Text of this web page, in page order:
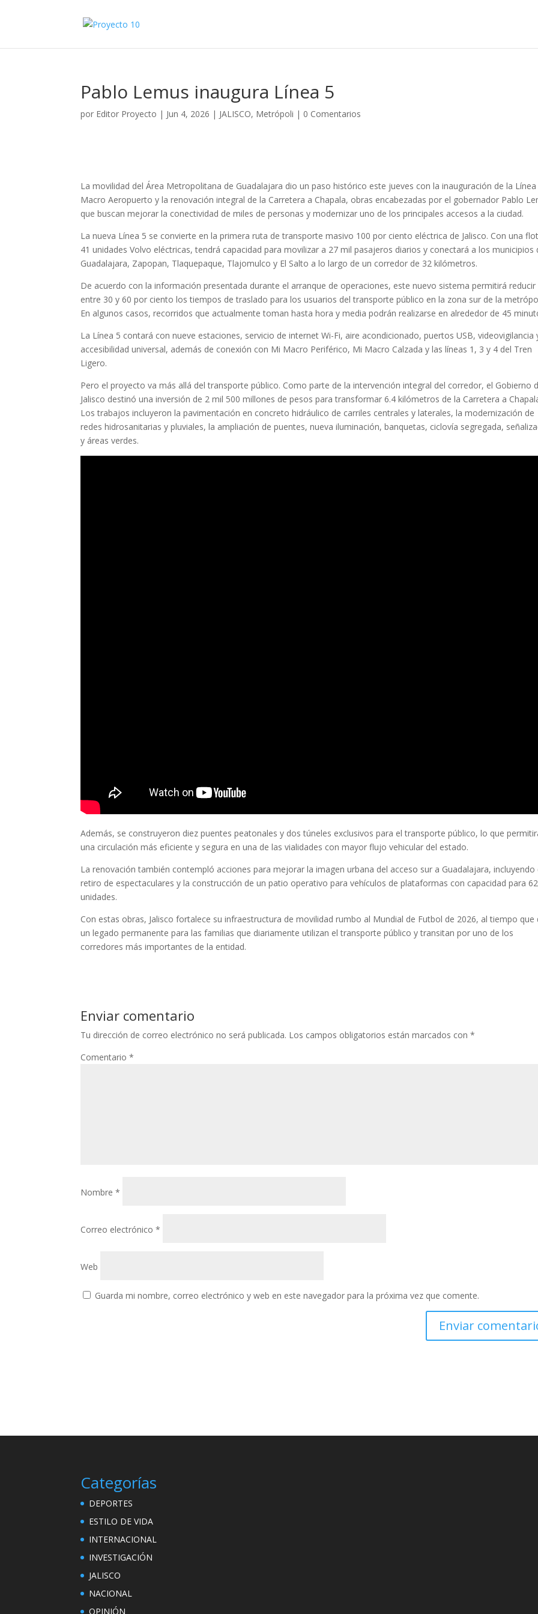
Pablo Lemus inaugura Línea 5
por Editor Proyecto | Jun 4, 2026 | JALISCO, Metrópoli | 0 Comentarios
La movilidad del Área Metropolitana de Guadalajara dio un paso histórico este jueves con la inauguración de la Línea
Macro Aeropuerto y la renovación integral de la Carretera a Chapala, obras encabezadas por el gobernador Pablo
que buscan mejorar la conectividad de miles de personas y modernizar uno de los principales accesos a la ciudad.
La nueva Línea 5 se convierte en la primera ruta de transporte masivo 100 por ciento eléctrica de Jalisco. Con una
41 unidades Volvo eléctricas, tendrá capacidad para movilizar a 27 mil pasajeros diarios y conectará a los municipios
Guadalajara, Zapopan, Tlaquepaque, Tlajomulco y El Salto a lo largo de un corredor de 32 kilómetros.
De acuerdo con la información presentada durante el arranque de operaciones, este nuevo sistema permitirá reducir
entre 30 y 60 por ciento los tiempos de traslado para los usuarios del transporte público en la zona sur de la
En algunos casos, recorridos que actualmente toman hasta hora y media podrán realizarse en alrededor de 45
La Línea 5 contará con nueve estaciones, servicio de internet Wi-Fi, aire acondicionado, puertos USB, videovigilancia
accesibilidad universal, además de conexión con Mi Macro Periférico, Mi Macro Calzada y las líneas 1, 3 y 4 del Tren
Ligero.
Pero el proyecto va más allá del transporte público. Como parte de la intervención integral del corredor, el Gobierno
Jalisco destinó una inversión de 2 mil 500 millones de pesos para transformar 6.4 kilómetros de la Carretera a
Los trabajos incluyeron la pavimentación en concreto hidráulico de carriles centrales y laterales, la modernización de
redes hidrosanitarias y pluviales, la ampliación de puentes, nueva iluminación, banquetas, ciclovía segregada,
y áreas verdes.
Además, se construyeron diez puentes peatonales y dos túneles exclusivos para el transporte público, lo que
una circulación más eficiente y segura en una de las vialidades con mayor flujo vehicular del estado.
La renovación también contempló acciones para mejorar la imagen urbana del acceso sur a Guadalajara, incluyendo
retiro de espectaculares y la construcción de un patio operativo para vehículos de plataformas con capacidad para 62
unidades.
Con estas obras, Jalisco fortalece su infraestructura de movilidad rumbo al Mundial de Futbol de 2026, al tiempo que
un legado permanente para las familias que diariamente utilizan el transporte público y transitan por uno de los
corredores más importantes de la entidad.
Enviar comentario
Tu dirección de correo electrónico no será publicada. Los campos obligatorios están marcados con*
Comentario*
Nombre*
Correo electrónico*
Web
Guarda mi nombre, correo electrónico y web en este navegador para la próxima vez que comente.
Categorías
DEPORTES
ESTILO DE VIDA
INTERNACIONAL
INVESTIGACIÓN
JALISCO
NACIONAL
OPINIÓN